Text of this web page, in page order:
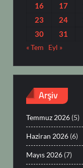
16
17
23
24
30
31
« Tem Eyl »
Arşiv
Temmuz 2026 (5)
Haziran 2026 (6)
Mayıs 2026 (7)